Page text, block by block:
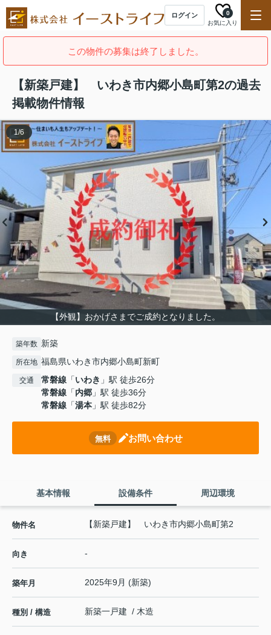
ログイン
お気に入り
0
この物件の募集は終了しました。
【新築戸建】 いわき市内郷小島町第2の過去
掲載物件情報
【外観】おかげさまでご成約となりました。
1/6
築年数 新築
所在地 福島県いわき市内郷小島町新町
交通 常磐線 「いわき 」駅 徒歩26分
常磐線 「内郷 」駅 徒歩36分
常磐線 「湯本 」駅 徒歩82分
無料 お問い合わせ
基本情報 設備条件 周辺環境
物件名 【新築戸建】 いわき市内郷小島町第2
向き -
築年月 2025年9月 (新築)
種別 / 構造 新築一戸建 / 木造